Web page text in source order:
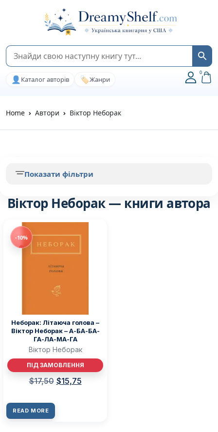
👤 Каталог авторів 🏷️Жанри
0
Home Автори Віктор Неборак
Віктор Неборак — книги автора
-10%
Неборак: Літаюча голова –
Віктор Неборак – А-БА-БА-
ГА-ЛА-МА-ГА
Віктор Неборак
ПІД ЗАМОВЛЕННЯ
$17,50 $15,75
READ MORE
Показати фільтри